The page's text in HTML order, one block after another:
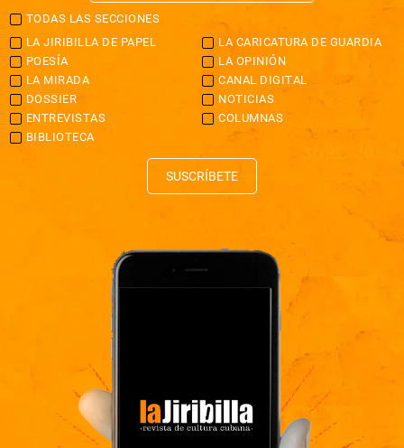
TODAS LAS SECCIONES
LA JIRIBILLA DE PAPEL
LA CARICATURA DE GUARDIA
POESÍA
LA OPINIÓN
LA MIRADA
CANAL DIGITAL
DOSSIER
NOTICIAS
ENTREVISTAS
COLUMNAS
BIBLIOTECA
SUSCRÍBETE